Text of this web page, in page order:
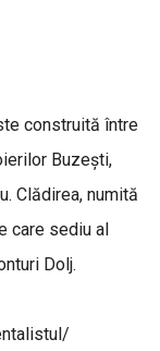
construită între
Buzești,
Clădirea, numită
care sediu al
Dolj.